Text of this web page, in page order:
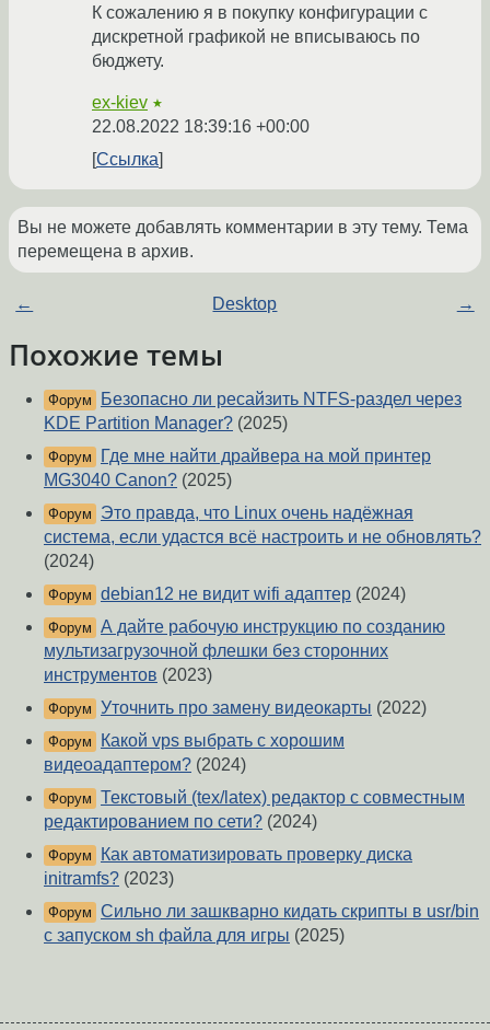
К сожалению я в покупку конфигурации с
дискретной графикой не вписываюсь по
бюджету.
ex-kiev ★
22.08.2022 18:39:16 +00:00
Ссылка
Вы не можете добавлять комментарии в эту тему. Тема
перемещена в архив.
← Desktop →
Похожие темы
Форум
Безопасно ли ресайзить NTFS-раздел через
KDE Partition Manager? (2025)
Форум
Где мне найти драйвера на мой принтер
MG3040 Canon? (2025)
Форум
Это правда, что Linux очень надёжная
система, если удастся всё настроить и не обновлять?
(2024)
Форум debian12 не видит wifi адаптер (2024)
Форум А дайте рабочую инструкцию по созданию
мультизагрузочной флешки без сторонних
инструментов (2023)
Форум Уточнить про замену видеокарты (2022)
Форум
Какой vps выбрать с хорошим
видеоадаптером? (2024)
Форум Текстовый (tex/latex) редактор с совместным
редактированием по сети? (2024)
Форум
Как автоматизировать проверку диска
initramfs? (2023)
Форум Сильно ли зашкварно кидать скрипты в usr/bin
с запуском sh файла для игры (2025)